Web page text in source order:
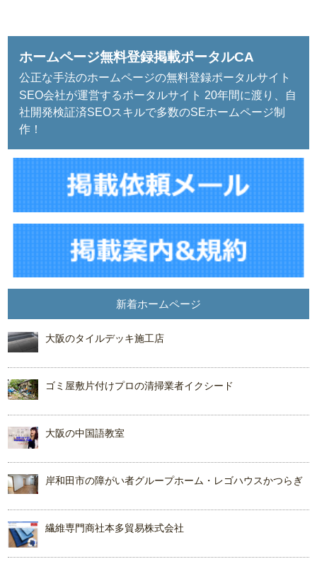
ホームページ無料登録掲載ポータルCA
公正な手法のホームページの無料登録ポータルサイト
SEO会社が運営するポータルサイト 20年間に渡り、自
社開発検証済SEOスキルで多数のSEホームページ制
作！
新着ホームページ
大阪のタイルデッキ施工店
ゴミ屋敷片付けプロの清掃業者イクシード
大阪の中国語教室
岸和田市の障がい者グループホーム・レゴハウスかつらぎ
繊維専門商社本多貿易株式会社